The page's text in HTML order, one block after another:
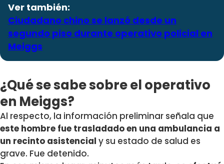
Ver también:
Ciudadano chino se lanzó desde un
segundo piso durante operativo policial en
Meiggs
¿Qué se sabe sobre el operativo
en Meiggs?
Al respecto, la información preliminar señala que
este hombre fue trasladado en una ambulancia a
un recinto asistencial y su estado de salud es
grave. Fue detenido.